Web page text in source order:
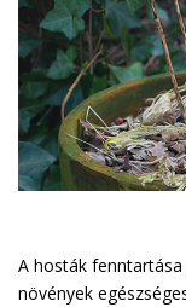
A hosták
növények